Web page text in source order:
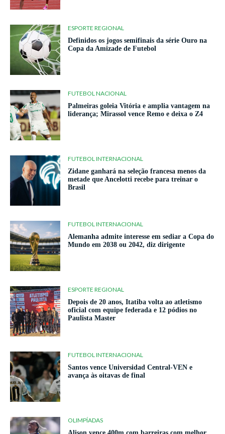
ESPORTE REGIONAL
Definidos os jogos semifinais da série Ouro na
Copa da Amizade de Futebol
FUTEBOL NACIONAL
Palmeiras goleia Vitória e amplia vantagem na
liderança; Mirassol vence Remo e deixa o Z4
FUTEBOL INTERNACIONAL
Zidane ganhará na seleção francesa menos da
metade que Ancelotti recebe para treinar o
Brasil
FUTEBOL INTERNACIONAL
Alemanha admite interesse em sediar a Copa do
Mundo em 2038 ou 2042, diz dirigente
ESPORTE REGIONAL
Depois de 20 anos, Itatiba volta ao atletismo
oficial com equipe federada e 12 pódios no
Paulista Master
FUTEBOL INTERNACIONAL
Santos vence Universidad Central-VEN e
avança às oitavas de final
OLIMPÍADAS